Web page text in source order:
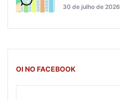
30 de julho de 2026
OI NO FACEBOOK